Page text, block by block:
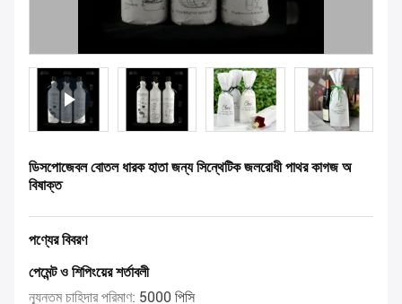
ডিসপোজেবল বোতল ধারক হাতা জন্য সিন্থেটিক জলরোধী পাথর কাগজ অ
বিষাক্ত
পণ্যের বিবরণ
পেমেন্ট ও শিপিংয়ের শর্তাবলী
ন্যূনতম চাহিদার পরিমাণ: 5000 পিসি